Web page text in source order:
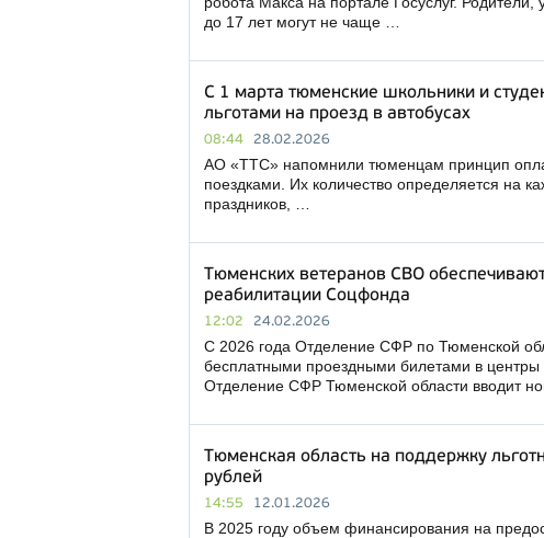
до 17 лет могут не чаще …
С 1 марта тюменские школьники и
льготами на проезд в автобусах
08:44 28.02.2026
АО «ТТС» напомнили тюменцам принцип
поездками. Их количество определяется на
праздников, …
Тюменских ветеранов СВО
реабилитации Соцфонда
12:02 24.02.2026
С 2026 года Отделение СФР по Тюменской
бесплатными проездными билетами в
Отделение СФР Тюменской области вводит
Тюменская область на поддержку
рублей
14:55 12.01.2026
В 2025 году объем финансирования на